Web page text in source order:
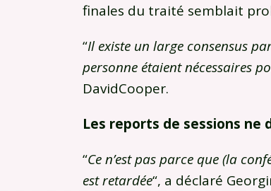
finales du traité semblait
“Il existe un large consensus
personne étaient nécessaires
DavidCooper.
Les reports de sessions ne
“Ce n’est pas parce que (la
est retardée“, a déclaré